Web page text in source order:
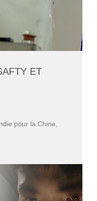
ET
pour la Chine,